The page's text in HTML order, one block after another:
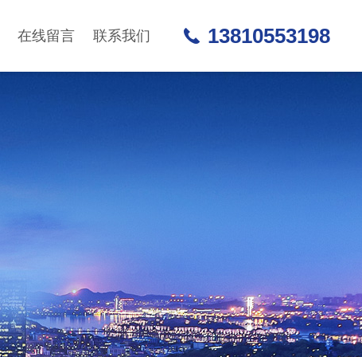
在线留言 联系我们 13810553198